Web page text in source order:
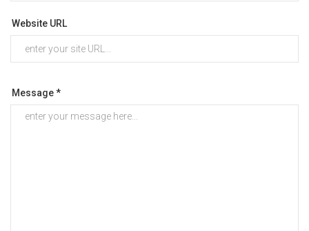
Website URL
Message *